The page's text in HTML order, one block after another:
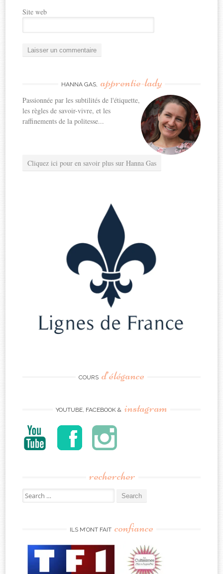
Site web
HANNA GAS, apprentie-lady
Passionnée par les subtilités de l'étiquette,
les règles de savoir-vivre, et les
raffinements de la politesse...
Cliquez ici pour en savoir plus sur Hanna Gas
COURS d’élégance
YOUTUBE, FACEBOOK & instagram
rechercher
Search
for:
ILS M’ONT FAIT confiance